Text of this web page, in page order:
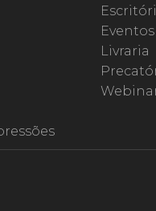
Livraria